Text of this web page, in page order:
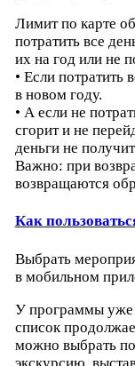
Лимит по карте
потратить все
их на год или не
• Если потратить
в новом году.
• А если не
сгорит и не
деньги не
Важно: при
возвращаются
Как
Выбрать
в мобильном
У программы уже
список
можно выбрать